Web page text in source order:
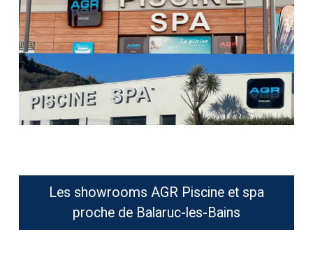
Les showrooms AGR Piscine et spa
proche de Balaruc-les-Bains